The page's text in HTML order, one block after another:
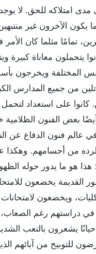
مدى امتلاكه للحق. لا
يكون الآخرون غير
تمامًا مثلما كان
يتحملون معاناة كبيرة
المختلفة ويخرجون
من جميع المدارس
على استعداد
بعض الفنون
عالم فنون الدفاع عن
من أجسامهم. وهكذا
هو ما يدور حوله
القديمة يخضعون
ويخضعون
في دراستهم رغم
يشعرون بالتعب
للتوبيخ من آبائهم